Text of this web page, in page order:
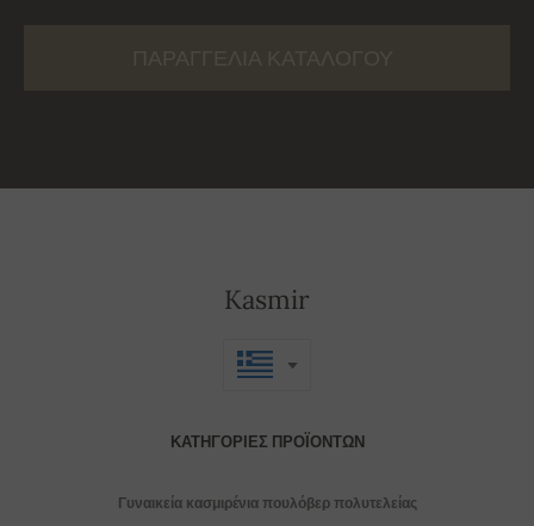
Kasmir
ΚΑΤΗΓΟΡΊΕΣ ΠΡΟΪΌΝΤΩΝ
Γυναικεία κασμιρένια πουλόβερ πολυτελείας